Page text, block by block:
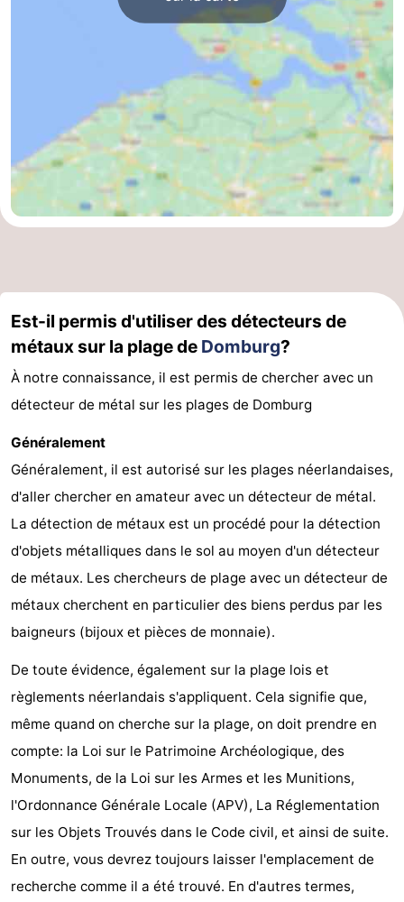
Est-il permis d'utiliser des détecteurs de
métaux sur la plage de Domburg?
À notre connaissance, il est permis de chercher avec un
détecteur de métal sur les plages de Domburg
Généralement
Généralement, il est autorisé sur les plages néerlandaises,
d'aller chercher en amateur avec un détecteur de métal.
La détection de métaux est un procédé pour la détection
d'objets métalliques dans le sol au moyen d'un détecteur
de métaux. Les chercheurs de plage avec un détecteur de
métaux cherchent en particulier des biens perdus par les
baigneurs (bijoux et pièces de monnaie).
De toute évidence, également sur la plage lois et
règlements néerlandais s'appliquent. Cela signifie que,
même quand on cherche sur la plage, on doit prendre en
compte: la Loi sur le Patrimoine Archéologique, des
Monuments, de la Loi sur les Armes et les Munitions,
l'Ordonnance Générale Locale (APV), La Réglementation
sur les Objets Trouvés dans le Code civil, et ainsi de suite.
En outre, vous devrez toujours laisser l'emplacement de
recherche comme il a été trouvé. En d'autres termes,